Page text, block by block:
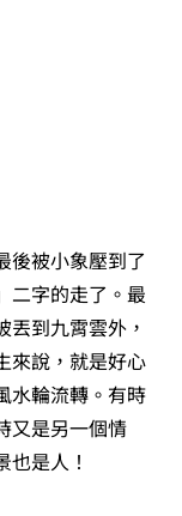
後被小象壓到了
二字的走了。最
到九霄雲外，
來說，就是好心
水輪流轉。有時
又是另一個情
是人！